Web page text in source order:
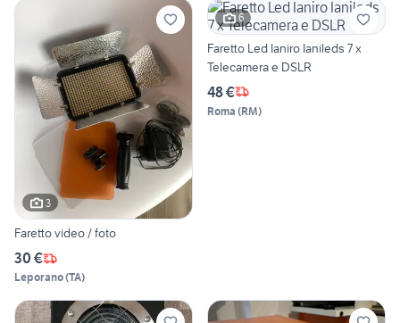
3
Faretto video / foto
30 €
Leporano(TA)
6
Faretto Led Ianiro Ianileds 7 x
Telecamera e DSLR
48 €
Roma (RM)